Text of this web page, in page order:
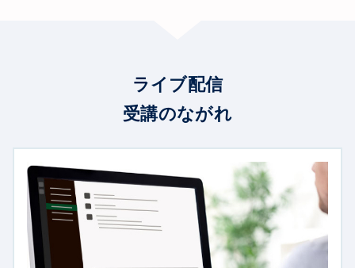
ライブ配信
受講のながれ